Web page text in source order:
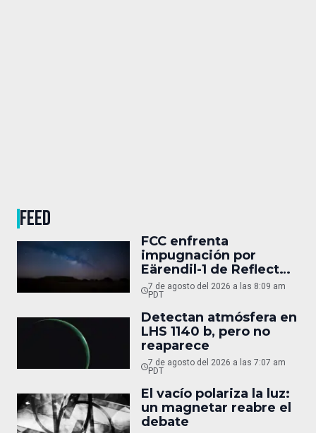
FEED
FCC enfrenta
impugnación por
Eärendil-1 de Reflect
Orbital
7 de agosto del 2026 a las 8:09 am
PDT
Detectan atmósfera en
LHS 1140 b, pero no
reaparece
7 de agosto del 2026 a las 7:07 am
PDT
El vacío polariza la luz:
un magnetar reabre el
debate